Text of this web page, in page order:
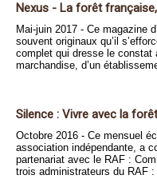
Nexus - La forêt
Mai-juin 2017 - Ce magazine
souvent originaux qu’il
complet qui dresse le constat
marchandise, d’un
Silence : Vivre avec la forêt
Octobre 2016 - Ce mensuel
association indépendante, a
partenariat avec le RAF :
trois administrateurs du RAF